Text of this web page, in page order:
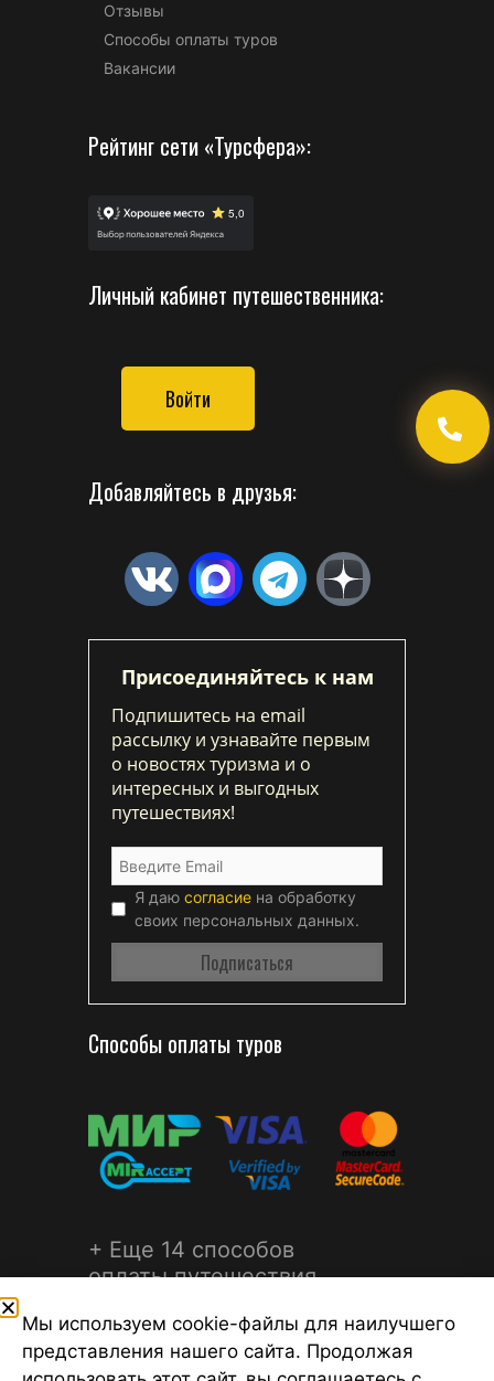
Отзывы
Способы оплаты туров
Вакансии
Рейтинг сети «Турсфера»:
Личный кабинет путешественника:
Войти
Добавляйтесь в друзья:
Присоединяйтесь к нам
Подпишитесь на email
рассылку и узнавайте первым
о новостях туризма и о
интересных и выгодных
путешествиях!
Я даю согласие на обработку
своих персональных данных.
Способы оплаты туров
+ Еще 14 способов
оплаты путешествия
Мы используем cookie-файлы для наилучшего
представления нашего сайта. Продолжая